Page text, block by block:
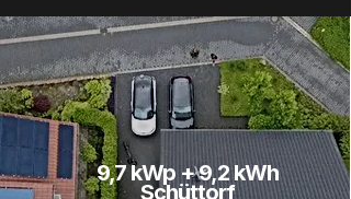
9,7 kWp + 9,2 kWh
Schüttorf